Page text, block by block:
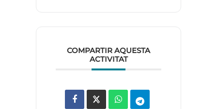
COMPARTIR AQUESTA
ACTIVITAT